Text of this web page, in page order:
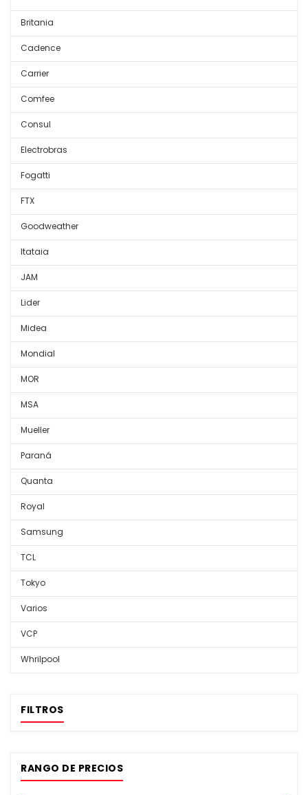
Britania
Cadence
Carrier
Comfee
Consul
Electrobras
Fogatti
FTX
Goodweather
Itataia
JAM
Lider
Midea
Mondial
MOR
MSA
Mueller
Paraná
Quanta
Royal
Samsung
TCL
Tokyo
Varios
VCP
Whrilpool
FILTROS
RANGO DE PRECIOS